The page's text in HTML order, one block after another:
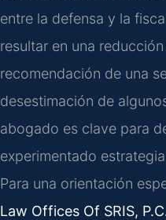
entre la defensa y la
resultar en una
recomendación de una
desestimación de
abogado es clave para
experimentado
Para una orientación
Law Offices Of SRIS,